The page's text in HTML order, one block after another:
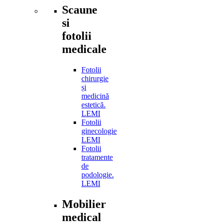
Scaune
si
fotolii
medicale
Fotolii
chirurgie
și
medicină
estetică.
LEMI
Fotolii
ginecologie
LEMI
Fotolii
tratamente
de
podologie.
LEMI
Mobilier
medical